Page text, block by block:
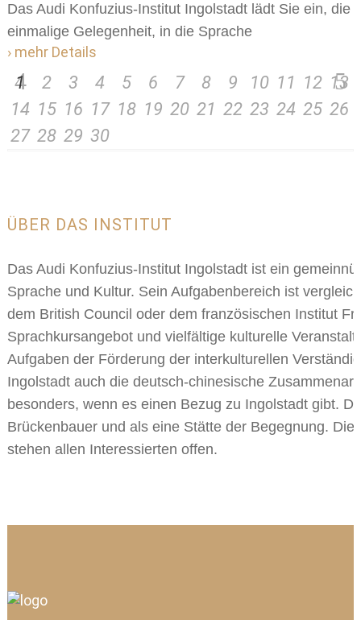
Das Audi Konfuzius-Institut Ingolstadt lädt Sie ein,
einmalige Gelegenheit, in die Sprache
› mehr Details
1 2 3 4 5 6 7 8 9 10 11 12 13
14 15 16 17 18 19 20 21 22 23 24 25 26
27 28 29 30
ÜBER DAS INSTITUT
Das Audi Konfuzius-Institut Ingolstadt ist ein
Sprache und Kultur. Sein Aufgabenbereich ist
dem British Council oder dem französischen Institut
Sprachkursangebot und vielfältige kulturelle
Aufgaben der Förderung der interkulturellen
Ingolstadt auch die deutsch-chinesische
besonders, wenn es einen Bezug zu Ingolstadt gibt.
Brückenbauer und als eine Stätte der Begegnung.
stehen allen Interessierten offen.